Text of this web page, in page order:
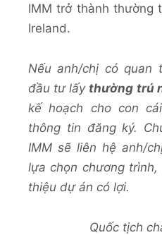
IMM trở thành thường
Ireland.
Nếu anh/chị có quan
đầu tư lấy thường trú
kế hoạch cho con
thông tin đăng ký.
IMM sẽ liên hệ anh/
lựa chọn chương
thiệu dự án có lợi.
Quốc tịch